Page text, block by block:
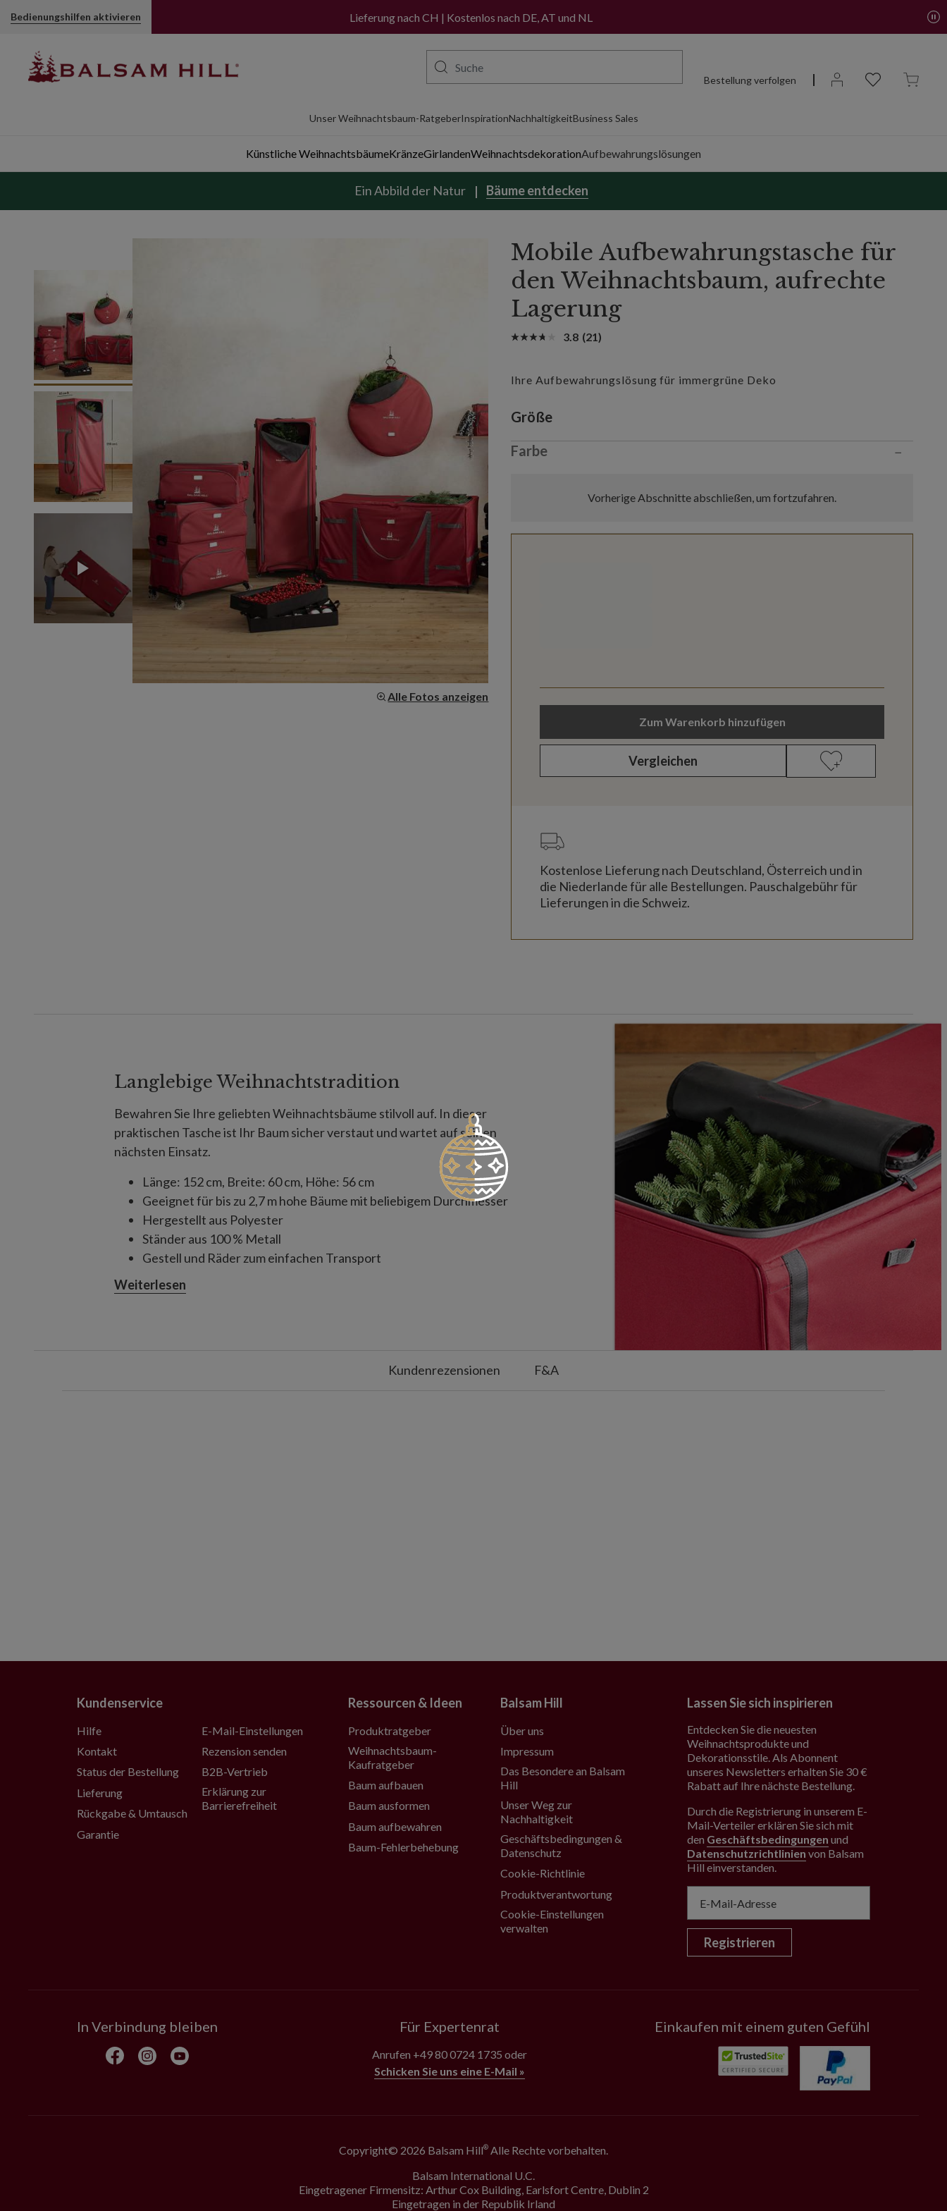
Bedienungshilfen aktivieren Lieferung nach CH | Kostenlos nach DE, AT und NL
Bestellung verfolgen
Unser Weihnachtsbaum-RatgeberInspirationNachhaltigkeitBusiness Sales
Künstliche WeihnachtsbäumeKränzeGirlandenWeihnachtsdekorationAufbewahrungslösungen
Ein Abbild der Natur Bäume entdecken
Alle Fotos anzeigen
Mobile Aufbewahrungstasche für
den Weihnachtsbaum, aufrechte
Lagerung
3.8 (21)
Ihre Aufbewahrungslösung für immergrüne Deko
Variant selection
Größe
Farbe
−
Vorherige Abschnitte abschließen, um fortzufahren.
Zum Warenkorb hinzufügen
Vergleichen
Kostenlose Lieferung nach Deutschland, Österreich und in
die Niederlande für alle Bestellungen. Pauschalgebühr für
Lieferungen in die Schweiz.
Langlebige Weihnachtstradition
Bewahren Sie Ihre geliebten Weihnachtsbäume stilvoll auf. In dieser
praktischen Tasche ist Ihr Baum sicher verstaut und wartet auf seinen
nächsten Einsatz.
Länge: 152 cm, Breite: 60 cm, Höhe: 56 cm
Geeignet für bis zu 2,7 m hohe Bäume mit beliebigem Durchmesser
Hergestellt aus Polyester
Ständer aus 100 % Metall
Gestell und Räder zum einfachen Transport
Der Baum muss vor dem Verstauen in der Aufbewahrungstasche
abgebaut und auseinandergenommen werden.
Weiterlesen
Kundenrezensionen F&A
Kundenservice
Hilfe
Kontakt
Status der Bestellung
Lieferung
Rückgabe & Umtausch
Garantie
E-Mail-Einstellungen
Rezension senden
B2B-Vertrieb
Erklärung zur
Barrierefreiheit
Ressourcen & Ideen
Produktratgeber
Weihnachtsbaum-
Kaufratgeber
Baum aufbauen
Baum ausformen
Baum aufbewahren
Baum-Fehlerbehebung
Balsam Hill
Über uns
Impressum
Das Besondere an Balsam
Hill
Unser Weg zur
Nachhaltigkeit
Geschäftsbedingungen &
Datenschutz
Cookie-Richtlinie
Produktverantwortung
Cookie-Einstellungen
verwalten
Lassen Sie sich inspirieren
Entdecken Sie die neuesten
Weihnachtsprodukte und
Dekorationsstile. Als Abonnent
unseres Newsletters erhalten Sie 30 €
Rabatt auf Ihre nächste Bestellung.
Durch die Registrierung in unserem E-
Mail-Verteiler erklären Sie sich mit
den Geschäftsbedingungen und
Datenschutzrichtlinien von Balsam
Hill einverstanden.
Registrieren
In Verbindung bleiben Für Expertenrat
Anrufen +49 80 0724 1735 oder
Schicken Sie uns eine E-Mail »
Einkaufen mit einem guten Gefühl
Copyright© 2026 Balsam Hill® Alle Rechte vorbehalten.
Balsam International U.C.
Eingetragener Firmensitz: Arthur Cox Building, Earlsfort Centre, Dublin 2
Eingetragen in der Republik Irland